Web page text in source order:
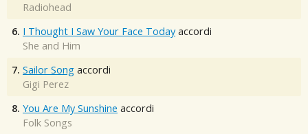
Radiohead
6. I Thought I Saw Your Face Today accordi
She and Him
7. Sailor Song accordi
Gigi Perez
8. You Are My Sunshine accordi
Folk Songs